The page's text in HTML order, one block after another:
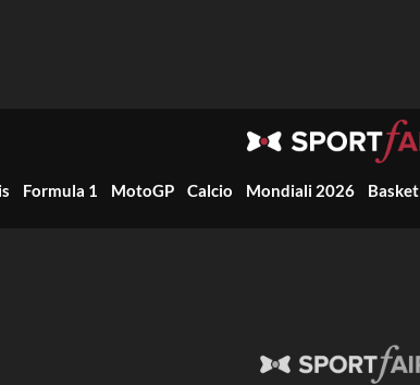
Formula 1 MotoGP Calcio Mondiali 2026 Basket